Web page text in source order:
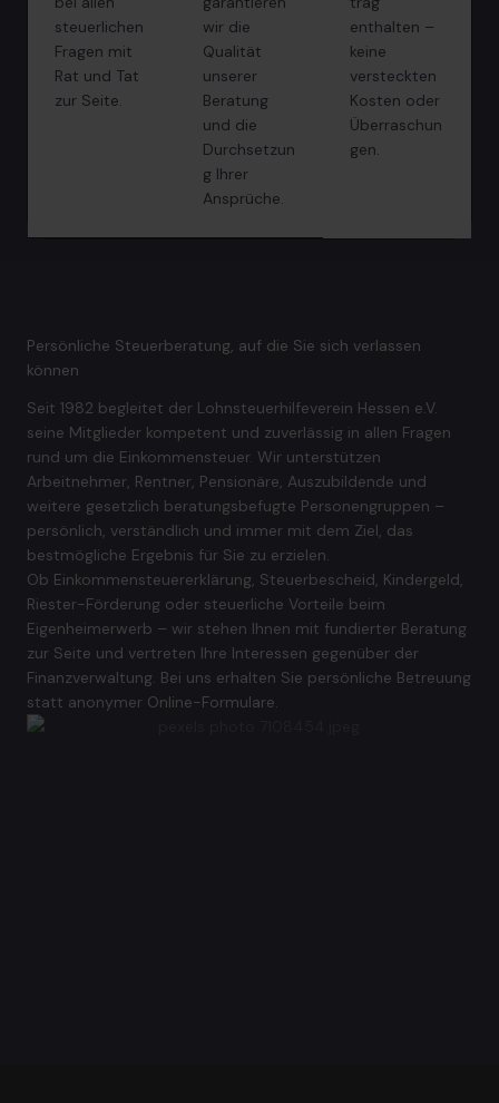
steuerlichen
Fragen mit
Rat und Tat
zur Seite.
wir die
Qualität
unserer
Beratung
und die
Durchsetzun
g Ihrer
Ansprüche.
enthalten –
keine
versteckten
Kosten oder
Überraschun
gen.
Persönliche Steuerberatung, auf die Sie sich verlassen
können
Seit 1982 begleitet der Lohnsteuerhilfeverein Hessen e.V.
seine Mitglieder kompetent und zuverlässig in allen Fragen
rund um die Einkommensteuer. Wir unterstützen
Arbeitnehmer, Rentner, Pensionäre, Auszubildende und
weitere gesetzlich beratungsbefugte Personengruppen –
persönlich, verständlich und immer mit dem Ziel, das
bestmögliche Ergebnis für Sie zu erzielen.
Ob Einkommensteuererklärung, Steuerbescheid, Kindergeld,
Riester-Förderung oder steuerliche Vorteile beim
Eigenheimerwerb – wir stehen Ihnen mit fundierter Beratung
zur Seite und vertreten Ihre Interessen gegenüber der
Finanzverwaltung. Bei uns erhalten Sie persönliche Betreuung
statt anonymer Online-Formulare.